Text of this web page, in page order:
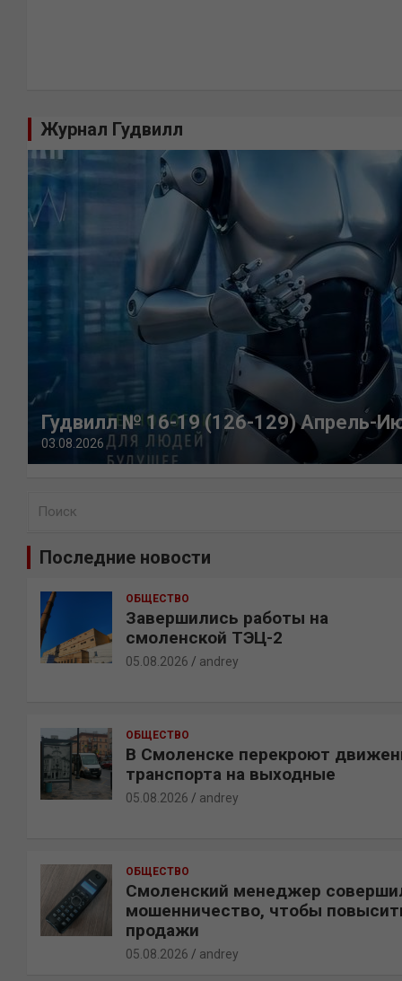
Журнал Гудвилл
Гудвилл № 16-19 (126-129) Апрель-
03.08.2026
Последние новости
ОБЩЕСТВО
Завершились работы на
смоленской ТЭЦ-2
05.08.2026 andrey
ОБЩЕСТВО
В Смоленске перекроют
транспорта на выходные
05.08.2026 andrey
ОБЩЕСТВО
Смоленский менеджер
мошенничество, чтобы
продажи
05.08.2026 andrey